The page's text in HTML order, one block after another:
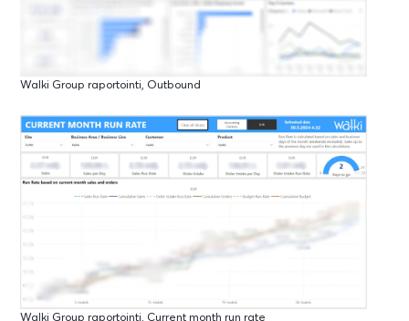
Walki Group raportointi, Outbound
Walki Group raportointi, Current month run rate